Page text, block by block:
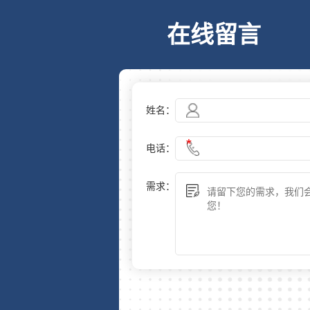
在线留言
姓名：
电话：
需求：